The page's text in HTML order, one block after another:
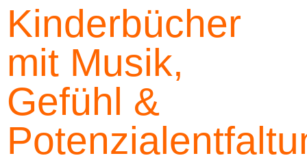
Kinderbücher
mit Musik,
Gefühl &